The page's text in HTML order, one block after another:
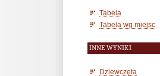
Tabela
Tabela wg miejsc
INNE WYNIKI
Dziewczęta